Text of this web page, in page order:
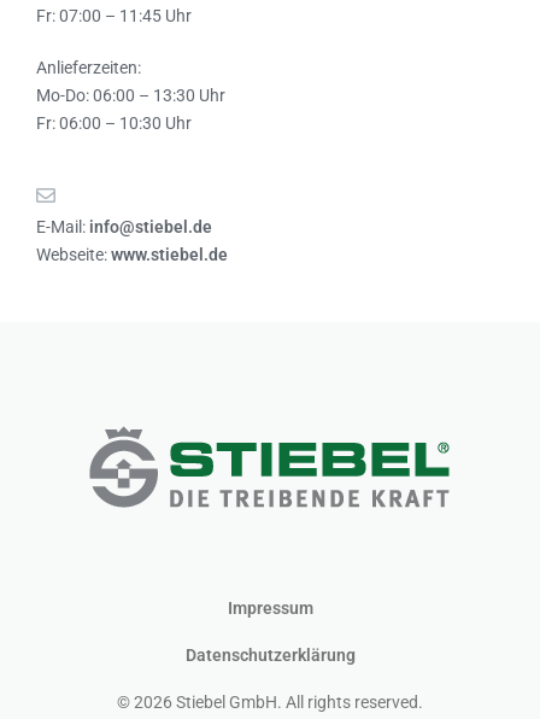
Fr: 07:00 – 11:45 Uhr
Anlieferzeiten:
Mo-Do: 06:00 – 13:30 Uhr
Fr: 06:00 – 10:30 Uhr
E-Mail: info@stiebel.de
Webseite:www.stiebel.de
Impressum
Datenschutzerklärung
© 2026 Stiebel GmbH. All rights reserved.